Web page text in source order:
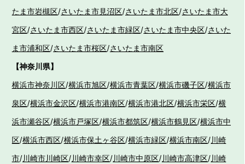
たま市岩槻区/さいたま市見沼区/さいたま市北区/さいたま市大
宮区/さいたま市西区/さいたま市緑区/さいたま市中央区/さいた
ま市浦和区/さいたま市桜区/さいたま市南区
【神奈川県】
横浜市神奈川区/横浜市旭区/横浜市青葉区/横浜市磯子区/横浜市
泉区/横浜市金沢区/横浜市港南区/横浜市港北区/横浜市栄区/横
浜市瀬谷区/横浜市戸塚区/横浜市都筑区/横浜市鶴見区/横浜市中
区/横浜市西区/横浜市保土ヶ谷区/横浜市緑区/横浜市南区/川崎
市/川崎市川崎区/川崎市幸区/川崎市中原区/川崎市高津区/川崎